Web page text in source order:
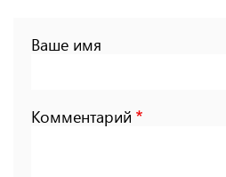
Ваше имя
Комментарий